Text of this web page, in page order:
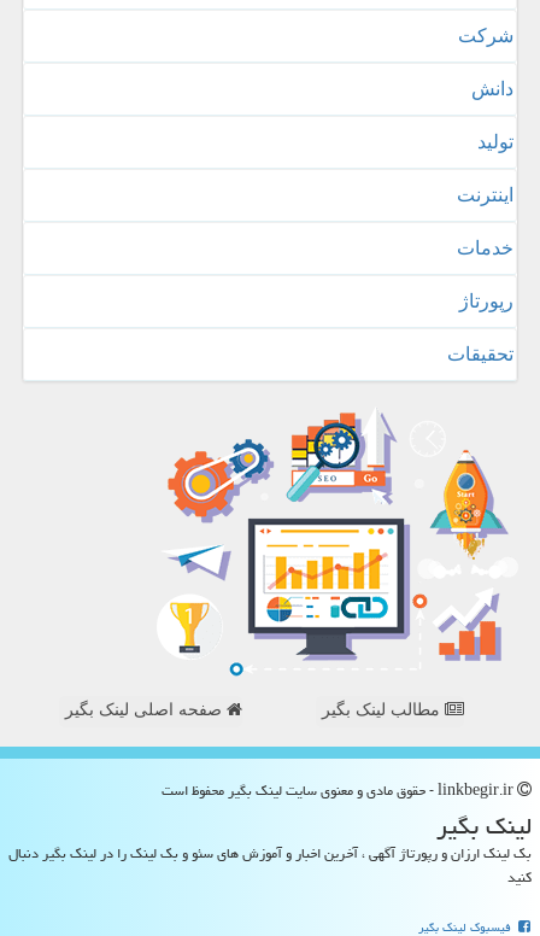
شركت
دانش
تولید
اینترنت
خدمات
رپورتاژ
تحقیقات
مطالب لینک بگیر صفحه اصلی لینک بگیر
لینك بگیر
بک لینک ارزان و رپورتاژ آگهی ، آخرین اخبار و آموزش های سئو و بک لینک را در لینک بگیر دنبال
کنید
فیسبوک لینک بگیر